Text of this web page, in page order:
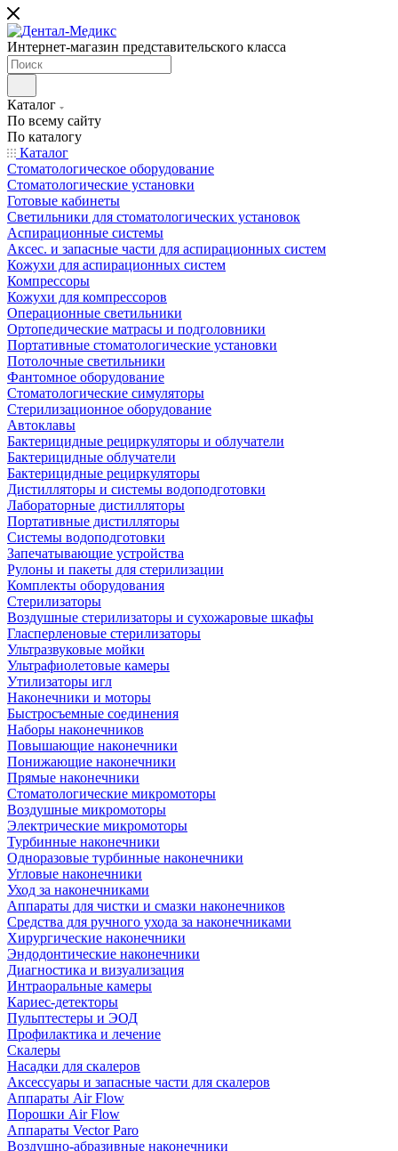
Интернет-магазин представительского класса
Каталог
По всему сайту
По каталогу
Каталог
Стоматологическое оборудование
Стоматологические установки
Готовые кабинеты
Светильники для стоматологических установок
Аспирационные системы
Аксес. и запасные части для аспирационных систем
Кожухи для аспирационных систем
Компрессоры
Кожухи для компрессоров
Операционные светильники
Ортопедические матрасы и подголовники
Портативные стоматологические установки
Потолочные светильники
Фантомное оборудование
Стоматологические симуляторы
Стерилизационное оборудование
Автоклавы
Бактерицидные рециркуляторы и облучатели
Бактерицидные облучатели
Бактерицидные рециркуляторы
Дистилляторы и системы водоподготовки
Лабораторные дистилляторы
Портативные дистилляторы
Системы водоподготовки
Запечатывающие устройства
Рулоны и пакеты для стерилизации
Комплекты оборудования
Стерилизаторы
Воздушные стерилизаторы и сухожаровые шкафы
Гласперленовые стерилизаторы
Ультразвуковые мойки
Ультрафиолетовые камеры
Утилизаторы игл
Наконечники и моторы
Быстросъемные соединения
Наборы наконечников
Повышающие наконечники
Понижающие наконечники
Прямые наконечники
Стоматологические микромоторы
Воздушные микромоторы
Электрические микромоторы
Турбинные наконечники
Одноразовые турбинные наконечники
Угловые наконечники
Уход за наконечниками
Аппараты для чистки и смазки наконечников
Средства для ручного ухода за наконечниками
Хирургические наконечники
Эндодонтические наконечники
Диагностика и визуализация
Интраоральные камеры
Кариес-детекторы
Пульптестеры и ЭОД
Профилактика и лечение
Скалеры
Насадки для скалеров
Аксессуары и запасные части для скалеров
Аппараты Air Flow
Порошки Air Flow
Аппараты Vector Paro
Воздушно-абразивные наконечники